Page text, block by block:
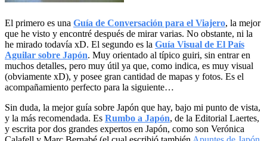
El primero es una Guía de Conversación para el Viajero, la mejor
que he visto y encontré después de mirar varias. No obstante, ni la
he mirado todavía xD. El segundo es la Guía Visual de El País
Aguilar sobre Japón. Muy orientado al típico guiri, sin entrar en
muchos detalles, pero muy útil ya que, como indica, es muy visual
(obviamente xD), y posee gran cantidad de mapas y fotos. Es el
acompañamiento perfecto para la siguiente…
Sin duda, la mejor guía sobre Japón que hay, bajo mi punto de vista,
y la más recomendada. Es Rumbo a Japón, de la Editorial Laertes,
y escrita por dos grandes expertos en Japón, como son Verónica